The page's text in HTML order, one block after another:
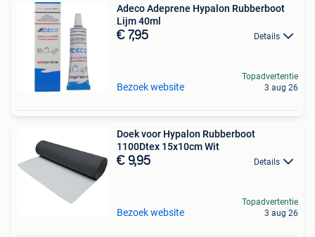
Adeco Adeprene Hypalon Rubberboot
Lijm 40ml
€ 7,95 Details
Bezoek website
Topadvertentie
3 aug 26
Doek voor Hypalon Rubberboot
1100Dtex 15x10cm Wit
€ 9,95 Details
Bezoek website
Topadvertentie
3 aug 26